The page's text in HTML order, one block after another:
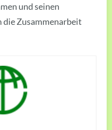
und seinen
die Zusammenarbeit